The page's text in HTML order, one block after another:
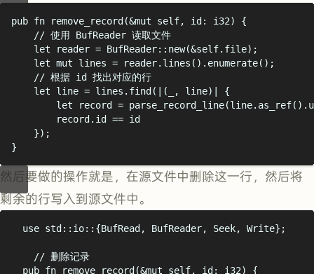
pub fn remove_record (&mut self, id : i32)
{
// 使用 BufReader 读取文件
let reader = BufReader:: new(&self. file);
let mut lines = reader. lines (). enumerate();
// 根据 id 找出对应的行
let line = lines . find (|( , line)|
{
let record = parse_record_line(line. as_ref().
record . id == id
});
}
然后要做的操作就是，在源文件中删除这一行，然后将
剩余的行写入到源文件中。
use std :: io::{BufRead , BufReader, Seek, Write};
// 删除记录
pub fn remove_record (&mut self, id : i32)
{